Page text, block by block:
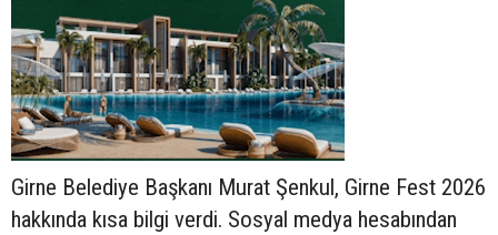
Girne Belediye Başkanı Murat Şenkul, Girne Fest 2026
hakkında kısa bilgi verdi. Sosyal medya hesabından